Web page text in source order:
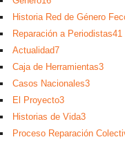
Historia Red de Género
Reparación a Periodistas41
Actualidad7
Caja de Herramientas3
Casos Nacionales3
El Proyecto3
Historias de Vida3
Proceso Reparación